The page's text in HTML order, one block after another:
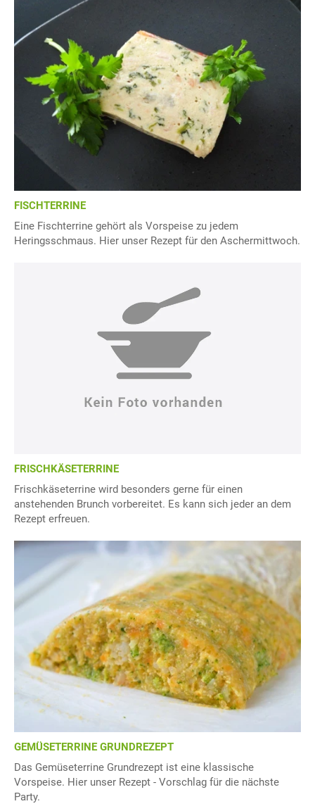
FISCHTERRINE
Eine Fischterrine gehört als Vorspeise zu jedem
Heringsschmaus. Hier unser Rezept für den Aschermittwoch.
FRISCHKÄSETERRINE
Frischkäseterrine wird besonders gerne für einen
anstehenden Brunch vorbereitet. Es kann sich jeder an dem
Rezept erfreuen.
GEMÜSETERRINE GRUNDREZEPT
Das Gemüseterrine Grundrezept ist eine klassische
Vorspeise. Hier unser Rezept - Vorschlag für die nächste
Party.